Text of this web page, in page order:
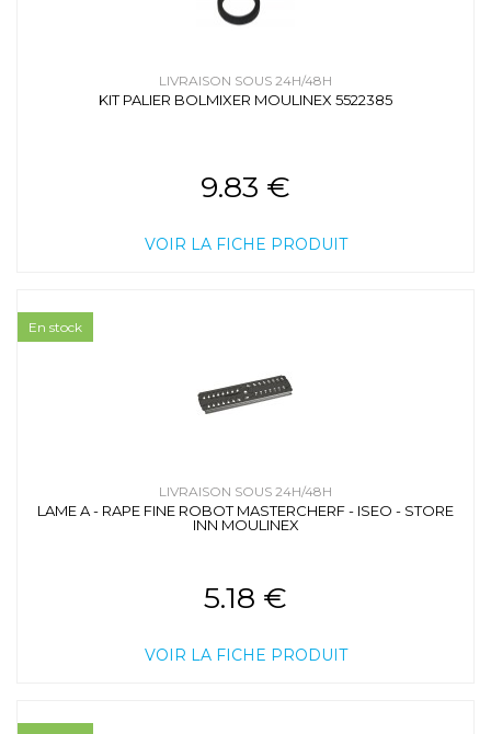
LIVRAISON SOUS 24H/48H
KIT PALIER BOLMIXER MOULINEX 5522385
9.83 €
VOIR LA FICHE PRODUIT
LIVRAISON SOUS 24H/48H
LAME A - RAPE FINE ROBOT MASTERCHERF - ISEO - STORE
INN MOULINEX
5.18 €
VOIR LA FICHE PRODUIT
En stock